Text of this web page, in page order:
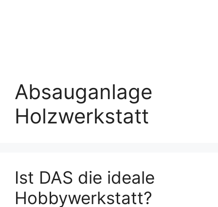
Absauganlage
Holzwerkstatt
Ist DAS die ideale
Hobbywerkstatt?